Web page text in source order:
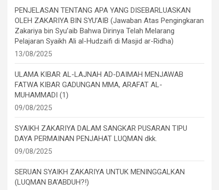
PENJELASAN TENTANG APA YANG DISEBARLUASKAN
OLEH ZAKARIYA BIN SYU’AIB (Jawaban Atas Pengingkaran
Zakariya bin Syu’aib Bahwa Dirinya Telah Melarang
Pelajaran Syaikh Ali al-Hudzaifi di Masjid ar-Ridha)
13/08/2025
ULAMA KIBAR AL-LAJNAH AD-DAIMAH MENJAWAB
FATWA KIBAR GADUNGAN MMA, ARAFAT AL-
MUHAMMADI (1)
09/08/2025
SYAIKH ZAKARIYA DALAM SANGKAR PUSARAN TIPU
DAYA PERMAINAN PENJAHAT LUQMAN dkk.
09/08/2025
SERUAN SYAIKH ZAKARIYA UNTUK MENINGGALKAN
(LUQMAN BA’ABDUH?!)